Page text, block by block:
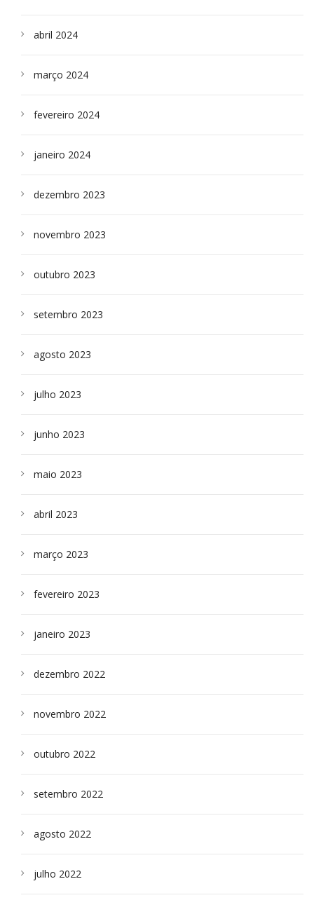
abril 2024
março 2024
fevereiro 2024
janeiro 2024
dezembro 2023
novembro 2023
outubro 2023
setembro 2023
agosto 2023
julho 2023
junho 2023
maio 2023
abril 2023
março 2023
fevereiro 2023
janeiro 2023
dezembro 2022
novembro 2022
outubro 2022
setembro 2022
agosto 2022
julho 2022